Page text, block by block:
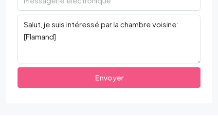
Envoyer